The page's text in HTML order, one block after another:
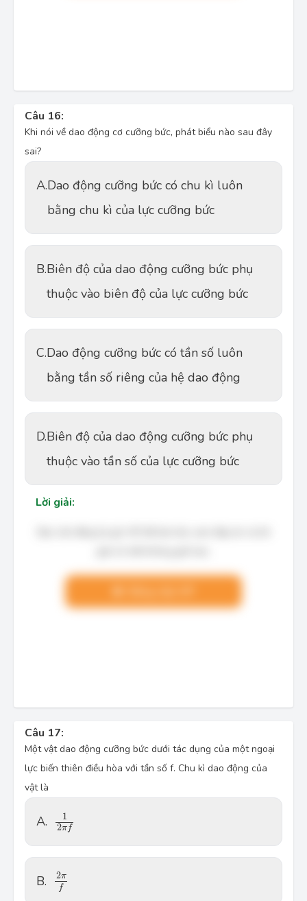
Câu 16:
Khi nói về dao động cơ cưỡng bức, phát biểu nào sau đây
sai?
A.Dao động cưỡng bức có chu kì luôn
bằng chu kì của lực cưỡng bức
B.Biên độ của dao động cưỡng bức phụ
thuộc vào biên độ của lực cưỡng bức
C.Dao động cưỡng bức có tần số luôn
bằng tần số riêng của hệ dao động
D.Biên độ của dao động cưỡng bức phụ
thuộc vào tần số của lực cưỡng bức
Lời giải:
Câu 17:
Một vật dao động cưỡng bức dưới tác dụng của một ngoại
lực biến thiên điều hòa với tần số f. Chu kì dao động của
vật là
A.
1
2πf
2
B. 2π
f
2π